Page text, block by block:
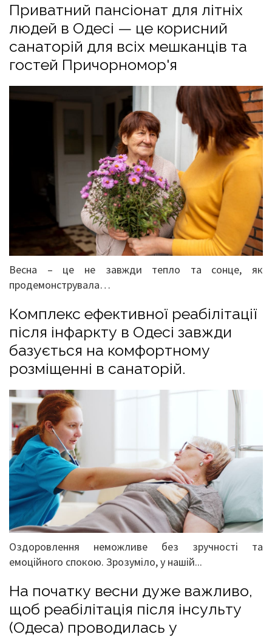
Приватний пансіонат для літніх
людей в Одесі — це корисний
санаторій для всіх мешканців та
гостей Причорномор'я
Весна – це не завжди тепло та сонце, як
продемонструвала…
Комплекс ефективної реабілітації
після інфаркту в Одесі завжди
базується на комфортному
розміщенні в санаторій.
Оздоровлення неможливе без зручності та
емоційного спокою. Зрозуміло, у нашій...
На початку весни дуже важливо,
щоб реабілітація після інсульту
(Одеса) проводилась у